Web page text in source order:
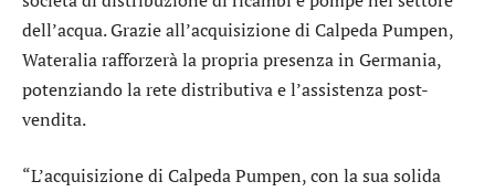
dell’acqua. Grazie all’acquisizione di Calpeda Pumpen,
Wateralia rafforzerà la propria presenza in Germania,
potenziando la rete distributiva e l’assistenza post-
vendita.
“L’acquisizione di Calpeda Pumpen, con la sua solida